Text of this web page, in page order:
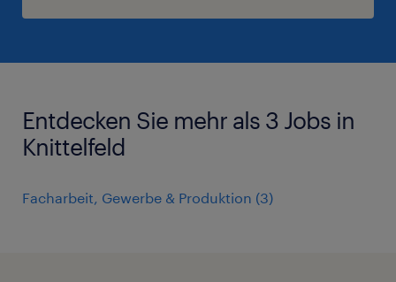
Entdecken Sie mehr als 3 Jobs in
Knittelfeld
Facharbeit, Gewerbe & Produktion (3)